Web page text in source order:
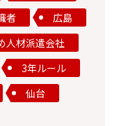
者
広島
人材派遣会社
3年ルール
仙台